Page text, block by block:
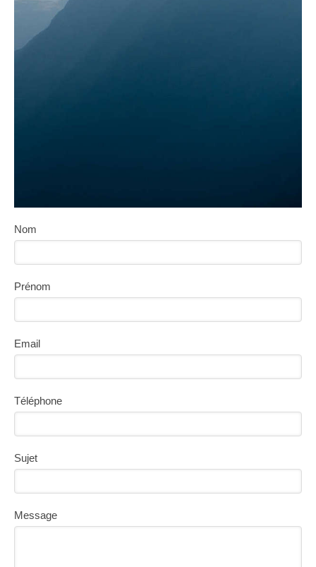
Nom
Prénom
Email
Téléphone
Sujet
Message